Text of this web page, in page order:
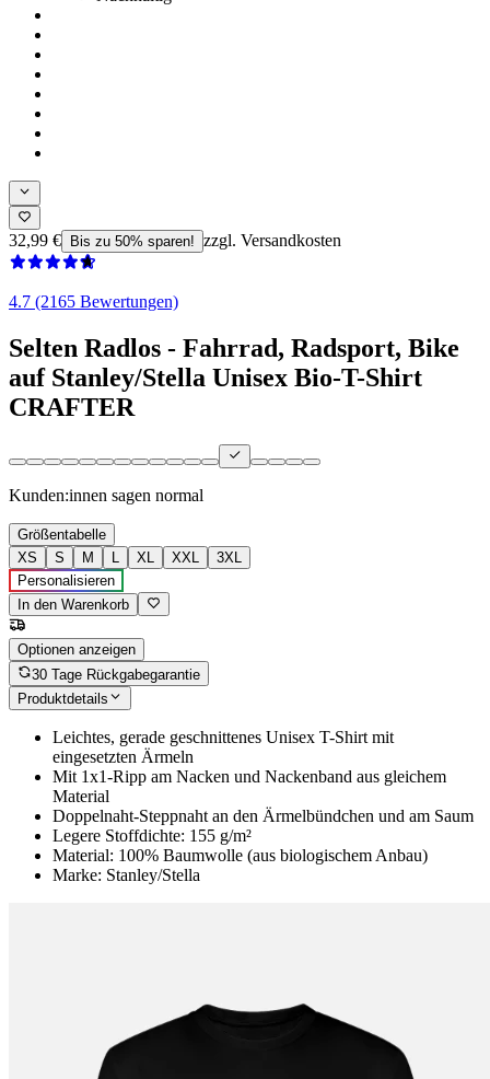
32,99 € Bis zu 50% sparen! zzgl. Versandkosten
4.7 (2165 Bewertungen)
Selten Radlos - Fahrrad, Radsport, Bike
auf Stanley/Stella Unisex Bio-T-Shirt
CRAFTER
Kunden:innen sagen normal
Größentabelle
XS
S M L XL XXL
3XL
Personalisieren
In den Warenkorb
Optionen anzeigen
30 Tage Rückgabegarantie
Produktdetails
Leichtes, gerade geschnittenes Unisex T-Shirt mit
eingesetzten Ärmeln
Mit 1x1-Ripp am Nacken und Nackenband aus gleichem
Material
Doppelnaht-Steppnaht an den Ärmelbündchen und am Saum
Legere Stoffdichte: 155 g/m²
Material: 100% Baumwolle (aus biologischem Anbau)
Marke: Stanley/Stella